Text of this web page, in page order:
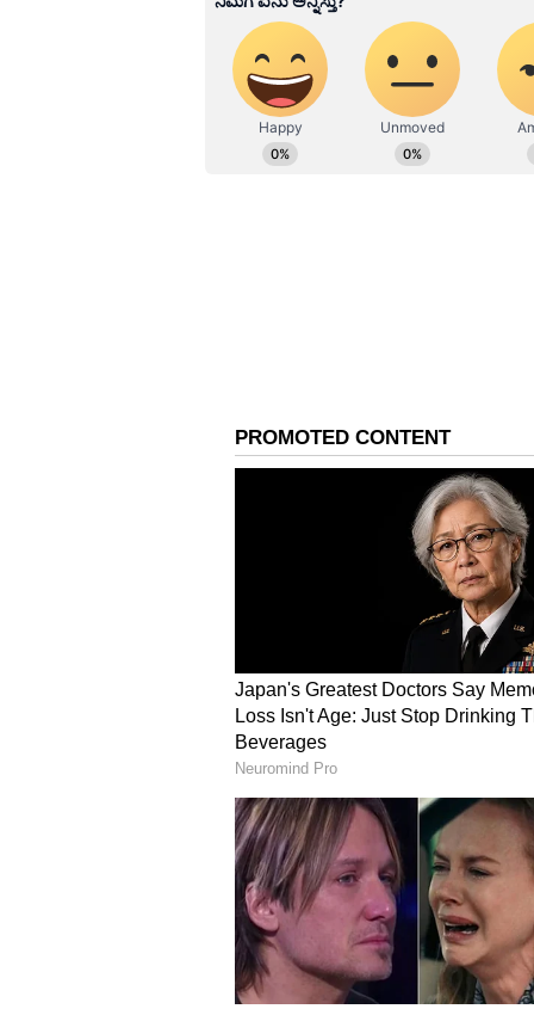
ದತ್ತ ಜಯಂತಿ ಹಿನ್ನೆಲೆ ಪ್ರವಾಸಿಗರಿಗೆ
ಹೀಗಾಗಿ ಡಿ.26ರಂದು ನಾಗೇನಹಳ್ಳಿಯಲ್ಲಿ
ಮಾಡಿಕೊಳ್ಳಲಾಗಿದೆ. ದತ್ತಜಯಂತಿ ಆಚರಣೆ
ಕುಲಕರ್ಣಿ ಘೋಷಣೆ ಮಾಡಿದ್ದಾರೆ.
ಕೊರೊನಾ ವಾರಿಯರ್ಸ್ ಅವಾರ್ಡ್,
ಬರೆವಣಿಗೆ ಮತ್ತು ಸಾಹಿತ್ಯಾಸಕ್ತರು.